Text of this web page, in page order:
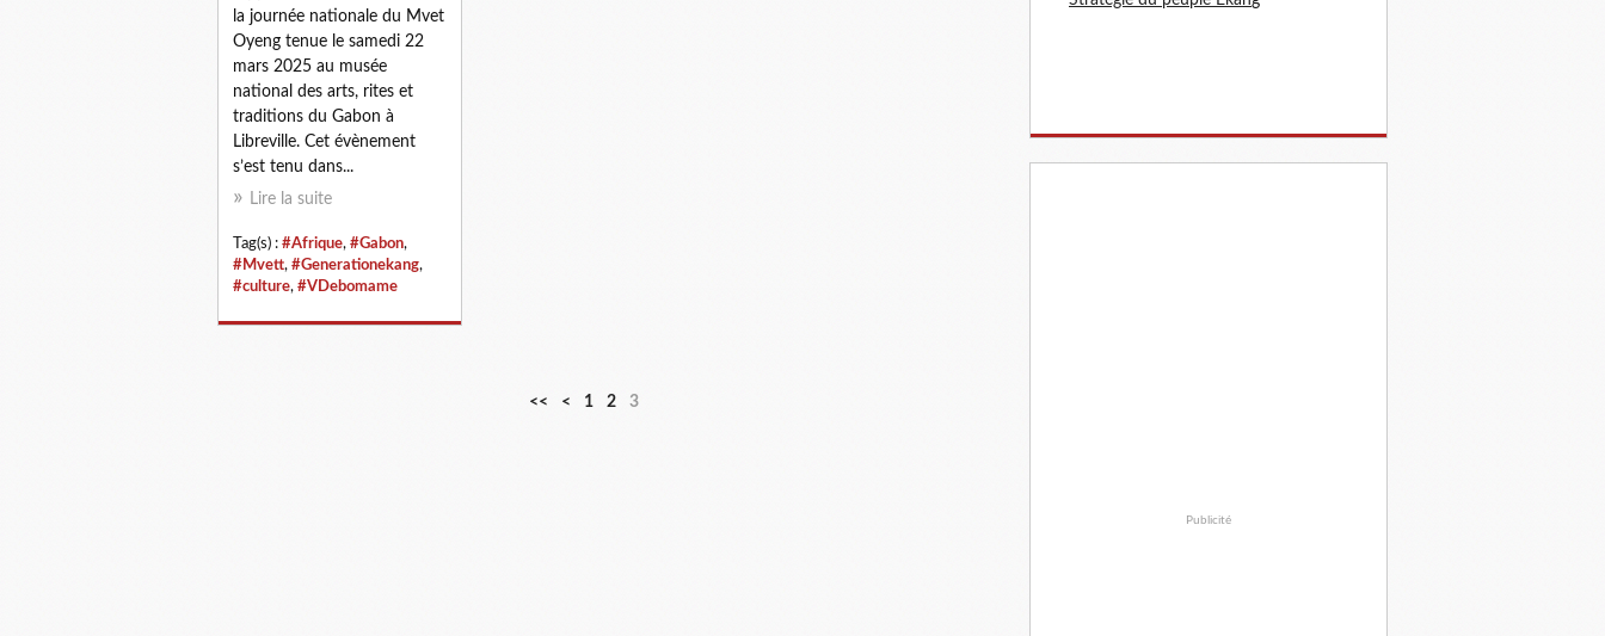
la journée nationale du Mvet
Oyeng tenue le samedi 22
mars 2025 au musée
national des arts, rites et
traditions du Gabon à
Libreville. Cet évènement
s’est tenu dans...
Lire la suite
Tag(s) : #Afrique, #Gabon,
#Mvett, #Generationekang,
#culture, #VDebomame
<< < 1 2 3
Publicité